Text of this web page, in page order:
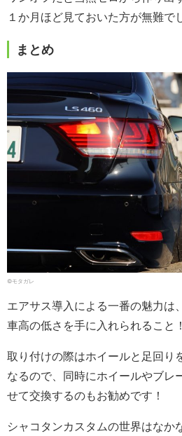
１か月ほど見ておいた方が無難で
まとめ
©モタガレ
エアサス導入による一番の魅力は
車高の低さを手に入れられること！
取り付けの際はホイールと足回り
なるので、同時にホイールやブレ
せて交換するのもお勧めです！
シャコタンカスタムの世界はなか